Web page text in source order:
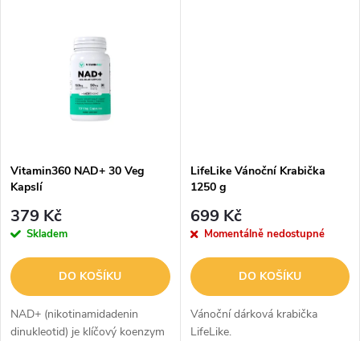
Vitamin360 NAD+ 30 Veg
Kapslí
379 Kč
Skladem
DO KOŠÍKU
NAD+ (nikotinamidadenin
dinukleotid) je klíčový koenzym
LifeLike Vánoční Krabička
1250 g
699 Kč
Momentálně nedostupné
DO KOŠÍKU
Vánoční dárková krabička
LifeLike.